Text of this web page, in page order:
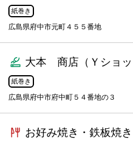
紙巻き
広島県府中市元町４５５番地
大本 商店（Ｙショッ
紙巻き
広島県府中市府中町５４番地の３
お好み焼き・鉄板焼